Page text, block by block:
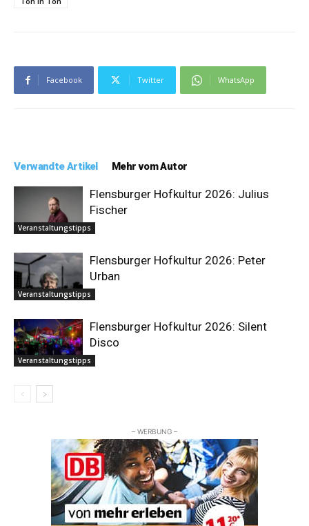
Facebook Twitter WhatsApp
Verwandte Artikel Mehr vom Autor
Veranstaltungstipps
Flensburger Hofkultur 2026: Julius
Fischer
Veranstaltungstipps
Flensburger Hofkultur 2026: Peter
Urban
Veranstaltungstipps
Flensburger Hofkultur 2026: Silent
Disco
– WERBUNG –